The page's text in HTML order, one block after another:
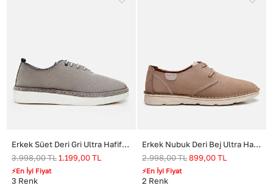
Erkek Süet Deri Gri Ultra Hafif Tabanlı Günlük Ayakkabı
3.998,00TL 1.199,00 TL
⚡En İyi Fiyat
3 Renk
Erkek Nubuk Deri Bej Ultra Hafif Tabanlı Günlük Ayakkabı
2.998,00TL899,00 TL
⚡En İyi Fiyat
2 Renk